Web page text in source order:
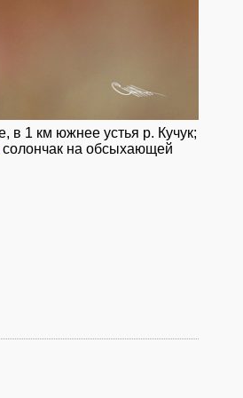
в 1 км южнее устья р. Кучук;
солончак на обсыхающей